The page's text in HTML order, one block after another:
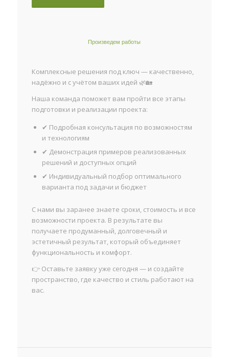
Произведем работы
Комплексные решения под ключ — качественно,
надёжно и с учётом ваших идей 🌿🏡
Наша команда поможет вам пройти все этапы
подготовки и реализации проекта:
✔ Подробная консультация по возможностям
и технологиям
✔ Демонстрация примеров реализованных
решений и доступных опций
✔ Индивидуальный подбор оптимального
варианта под задачи и бюджет
С нами вы заранее знаете сроки, стоимость и все
возможности проекта. В результате вы
получаете продуманный, долговечный и
эстетичный результат, который объединяет
функциональность и комфорт.
👉 Оставьте заявку уже сегодня — и создайте
пространство, где качество и стиль работают на
вас.